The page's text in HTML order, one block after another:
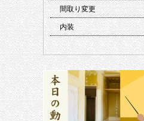
間取り変更
内装